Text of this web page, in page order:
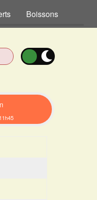
Boissons